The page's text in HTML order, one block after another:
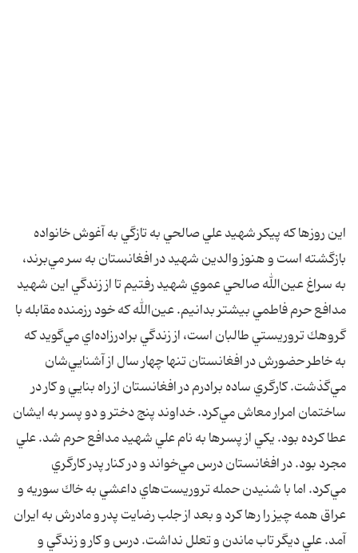
اين روزها كه پيكر شهيد علي صالحي به تازگي به آغوش خانواده
بازگشته است و هنوز والدين شهيد در افغانستان به سر مي‌برند،
به سراغ عين‌الله صالحي عموي شهيد رفتيم تا از زندگي اين شهيد
مدافع حرم فاطمي بيشتر بدانيم. عين‌الله كه خود رزمنده مقابله با
گروهك تروريستي طالبان است، از زندگي برادرزاده‌اي مي‌گويد كه
به خاطر حضورش در افغانستان تنها چهار سال از آشنايي‌شان
مي‌گذشت. كارگري ساده برادرم در افغانستان از راه بنايي و كار در
ساختمان امرار معاش مي‌كرد. خداوند پنج دختر و دو پسر به ايشان
عطا كرده بود. يكي از پسر‌ها به نام علي شهيد مدافع حرم شد. علي
مجرد بود. در افغانستان درس مي‌خواند و در كنار پدر كارگري
مي‌كرد. اما با شنيدن حمله تروريست‌هاي داعشي به خاك سوريه و
عراق همه چيز را رها كرد و بعد از جلب رضايت پدر و مادرش به ايران
آمد. علي ديگر تاب ماندن و تعلل نداشت. درس و كار و زندگي و